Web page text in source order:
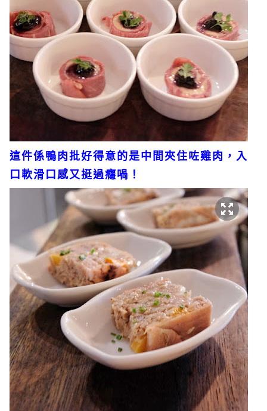
這件係鴨肉批好得意的是中間夾住咗雞肉，入
口軟滑口感又挺過癮喎！